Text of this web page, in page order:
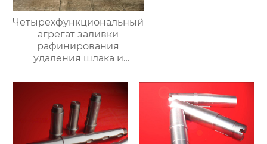
Четырехфункциональный
агрегат заливки
рафинирования
удаления шлака и